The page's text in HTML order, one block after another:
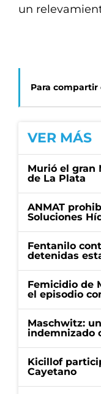
un
Para compartir
VER MÁS
Murió el gran
de La Plata
ANMAT
Soluciones
Fentanilo
detenidas
Femicidio de
el episodio
Maschwitz:
indemnizado
Kicillof
Cayetano